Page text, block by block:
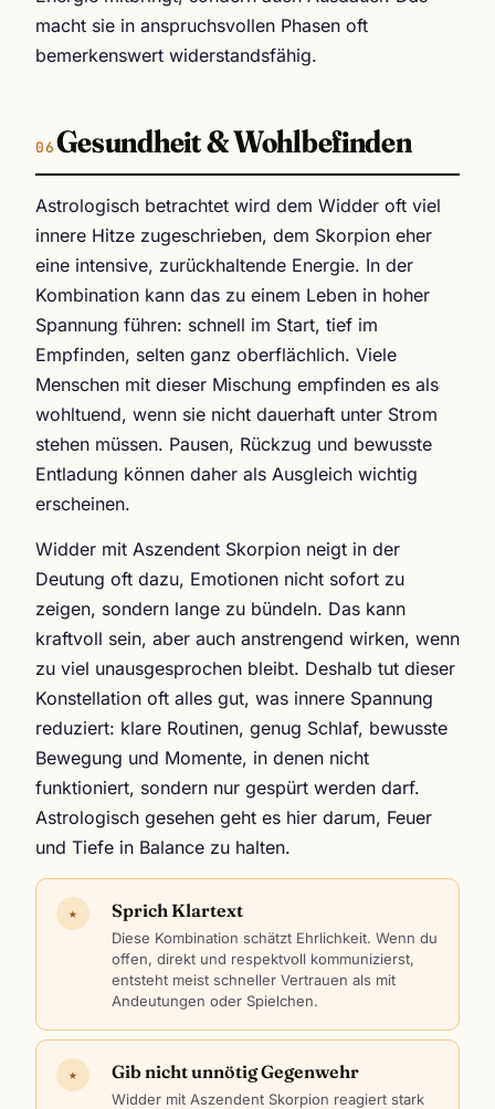
macht sie in anspruchsvollen Phasen oft
bemerkenswert widerstandsfähig.
Gesundheit & Wohlbefinden
Astrologisch betrachtet wird dem Widder oft viel
innere Hitze zugeschrieben, dem Skorpion eher
eine intensive, zurückhaltende Energie. In der
Kombination kann das zu einem Leben in hoher
Spannung führen: schnell im Start, tief im
Empfinden, selten ganz oberflächlich. Viele
Menschen mit dieser Mischung empfinden es als
wohltuend, wenn sie nicht dauerhaft unter Strom
stehen müssen. Pausen, Rückzug und bewusste
Entladung können daher als Ausgleich wichtig
erscheinen.
Widder mit Aszendent Skorpion neigt in der
Deutung oft dazu, Emotionen nicht sofort zu
zeigen, sondern lange zu bündeln. Das kann
kraftvoll sein, aber auch anstrengend wirken, wenn
zu viel unausgesprochen bleibt. Deshalb tut dieser
Konstellation oft alles gut, was innere Spannung
reduziert: klare Routinen, genug Schlaf, bewusste
Bewegung und Momente, in denen nicht
funktioniert, sondern nur gespürt werden darf.
Astrologisch gesehen geht es hier darum, Feuer
und Tiefe in Balance zu halten.
★ Sprich Klartext
Diese Kombination schätzt Ehrlichkeit. Wenn du
offen, direkt und respektvoll kommunizierst,
entsteht meist schneller Vertrauen als mit
Andeutungen oder Spielchen.
★ Gib nicht unnötig Gegenwehr
Widder mit Aszendent Skorpion reagiert stark